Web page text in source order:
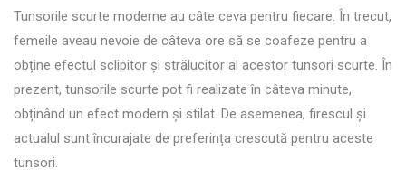
Tunsorile scurte moderne au câte ceva pentru fiecare. În trecut,
femeile aveau nevoie de câteva ore să se coafeze pentru a
obține efectul sclipitor și strălucitor al acestor tunsori scurte. În
prezent, tunsorile scurte pot fi realizate în câteva minute,
obținând un efect modern și stilat. De asemenea, firescul și
actualul sunt încurajate de preferința crescută pentru aceste
tunsori.